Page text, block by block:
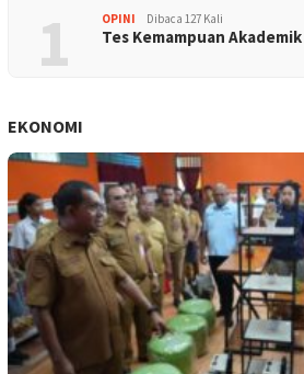
1 OPINI Dibaca 127 Kali
Tes Kemampuan
EKONOMI